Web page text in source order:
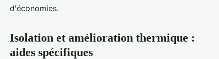
d'économies.
Isolation et amélioration thermique :
aides spécifiques